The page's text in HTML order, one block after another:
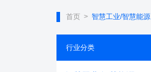
首页 > 智慧工业/智慧能源
行业分类